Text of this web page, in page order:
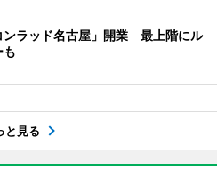
ンラッド名古屋」開業 最上階にル
も
と見る